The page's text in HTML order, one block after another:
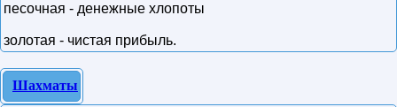
песочная - денежные хлопоты
золотая - чистая прибыль.
Шахматы